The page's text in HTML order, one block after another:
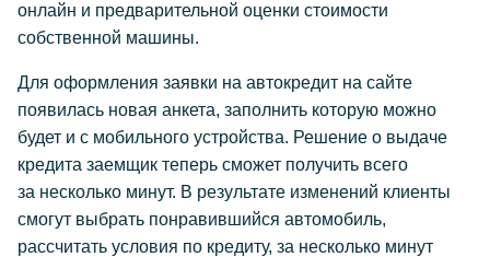
онлайн и предварительной оценки стоимости
собственной машины.
Для оформления заявки на автокредит на сайте
появилась новая анкета, заполнить которую можно
будет и с мобильного устройства. Решение о выдаче
кредита заемщик теперь сможет получить всего
за несколько минут. В результате изменений клиенты
смогут выбрать понравившийся автомобиль,
рассчитать условия по кредиту, за несколько минут